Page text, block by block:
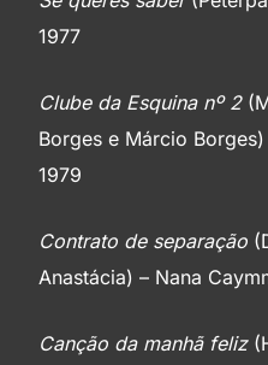
1977
Clube da Esquina nº 2
Borges e Márcio
1979
Contrato de separação
Anastácia) – Nana
Canção da manhã feliz